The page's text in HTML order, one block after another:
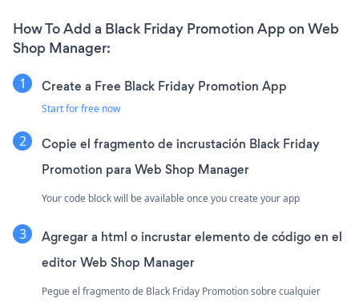
How To Add a Black Friday Promotion App on Web
Shop Manager:
Create a Free Black Friday Promotion App
Start for free now
Copie el fragmento de incrustación Black Friday
Promotion para Web Shop Manager
Your code block will be available once you create your app
Agregar a html o incrustar elemento de código en el
editor Web Shop Manager
Pegue el fragmento de Black Friday Promotion sobre cualquier